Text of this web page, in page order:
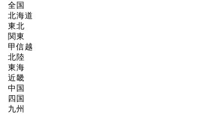
全国
北海道
東北
関東
甲信越
北陸
東海
近畿
中国
四国
九州